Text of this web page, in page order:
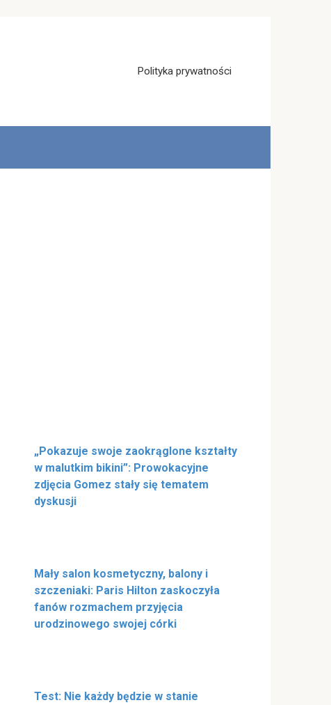
Polityka prywatności
„Pokazuje swoje zaokrąglone kształty
w malutkim bikini”: Prowokacyjne
zdjęcia Gomez stały się tematem
dyskusji
Mały salon kosmetyczny, balony i
szczeniaki: Paris Hilton zaskoczyła
fanów rozmachem przyjęcia
urodzinowego swojej córki
Test: Nie każdy będzie w stanie